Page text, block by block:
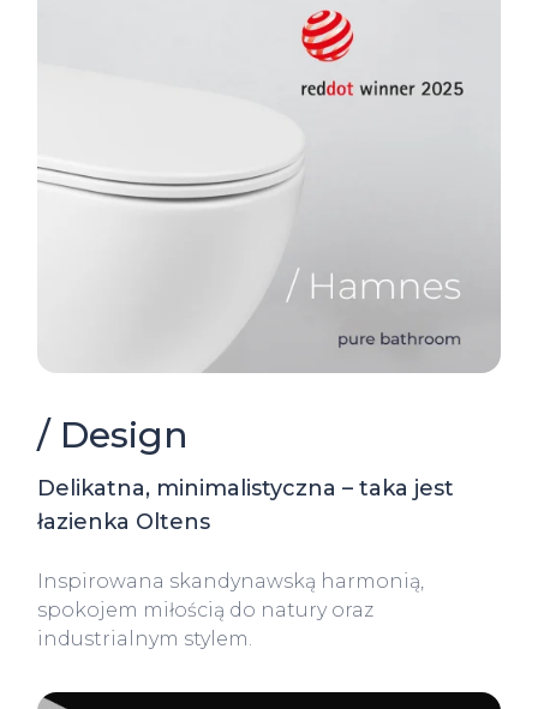
/ Design
Delikatna, minimalistyczna – taka jest
łazienka Oltens
Inspirowana skandynawską harmonią,
spokojem miłością do natury oraz
industrialnym stylem.